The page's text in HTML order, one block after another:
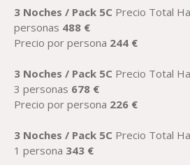
3 Noches / Pack 5C Precio Total
personas 488 €
Precio por persona 244 €
3 Noches / Pack 5C Precio Total
3 personas 678 €
Precio por persona 226 €
3 Noches / Pack 5C Precio Total
1 persona 343 €